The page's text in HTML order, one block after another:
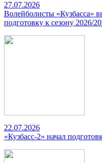
27.07.2026
Волейболисты «Кузбасса»
подготовку к сезону 2026/
22.07.2026
«Кузбасс-2» начал